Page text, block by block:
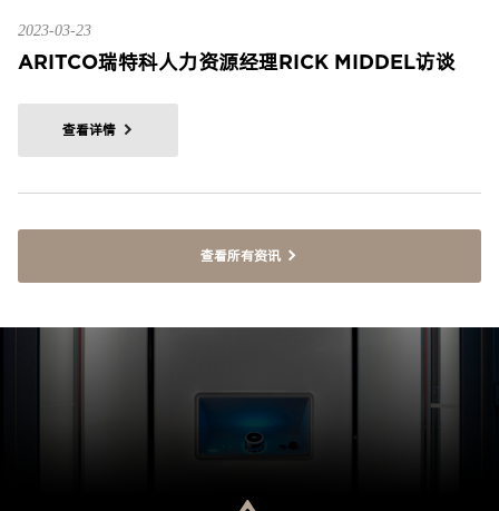
2023-03-23
ARITCO瑞特科人力资源经理RICK MIDDEL访谈
查看详情
查看所有资讯